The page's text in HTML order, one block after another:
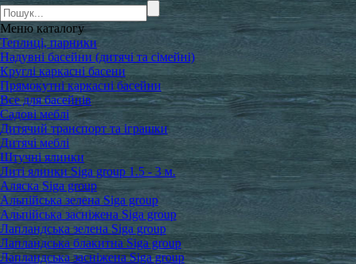
Меню каталогу
Теплиці, парники
Надувні басейни (дитячі та сімейні)
Круглі каркасні басени
Прямокутні каркасні басейни
Все для басейнів
Садові меблі
Дитячий транспорт та іграшки
Дитячі меблі
Штучні ялинки
Литі ялинки Siga group 1.5 - 3 м.
Аляска Siga group
Альпійська зелена Siga group
Альпійська засніжена Siga group
Лапландська зелена Siga group
Лапландська блакитна Siga group
Лапландська засніжена Siga group